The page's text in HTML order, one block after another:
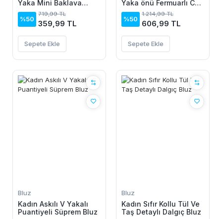
Yaka Mini Baklava
Desenli Triko Bluz
%50
719,99 TL
359,99 TL
Sepete Ekle
Yaka önü Fermuarlı Cep
Detay Kısa Kol Ithal
Krep Bluz
%50
1.214,99 TL
606,99 TL
Sepete Ekle
Bluz
Kadın Askılı V Yakalı
Puantiyeli Süprem Bluz
Bluz
Kadın Sıfır Kollu Tül Ve
Taş Detaylı Dalgıç Bluz